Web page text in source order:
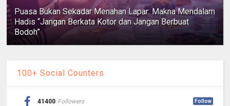
Puasa Bukan Sekadar Menahan Lapar: Makna Mendalam
Hadis “Jangan Berkata Kotor dan Jangan Berbuat
Bodoh”
100+ Social Counters
41400 Followers Follow